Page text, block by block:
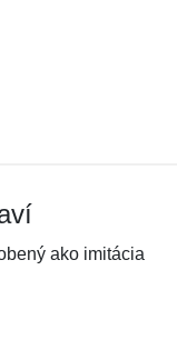
ako imitácia